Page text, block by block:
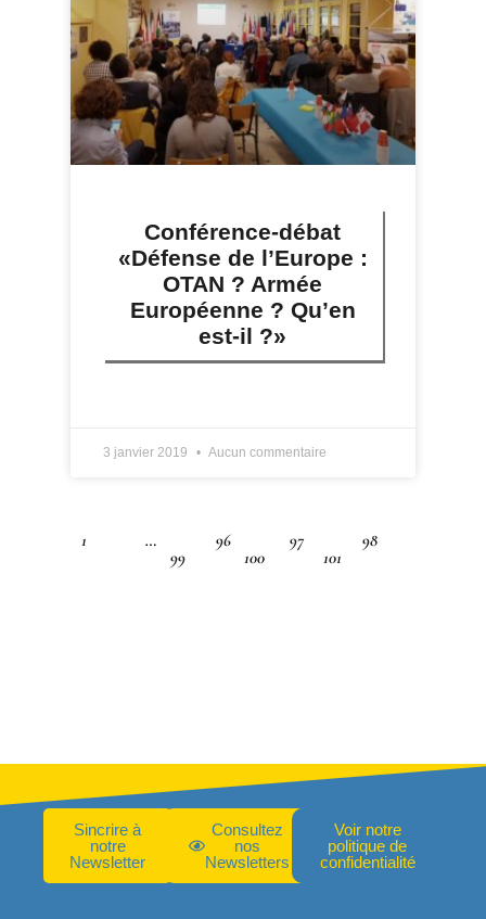
Conférence-débat
«Défense de l’Europe :
OTAN ? Armée
Européenne ? Qu’en
est-il ?»
3 janvier 2019 Aucun commentaire
1 … 96 97
98
99
100 101
Sincrire à
notre
Newsletter
Consultez
nos
Newsletters
Voir notre
politique de
confidentialité